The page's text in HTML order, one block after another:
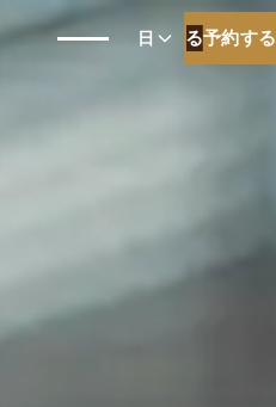
日 予約する
予約する